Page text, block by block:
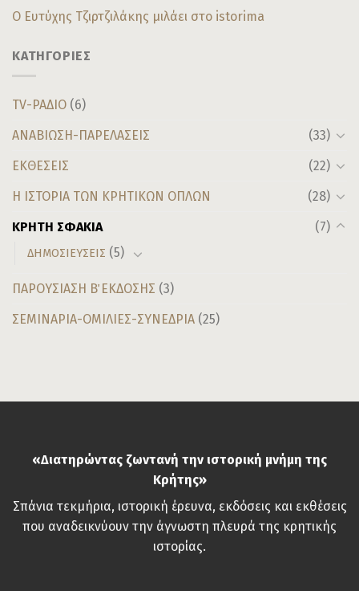
Ο Ευτύχης Τζιρτζιλάκης μιλάει στο istorima
ΚΑΤΗΓΟΡΙΕΣ
TV-ΡΑΔΙΟ (6)
ΑΝΑΒΙΩΣΗ-ΠΑΡΕΛΑΣΕΙΣ
(33)
ΕΚΘΕΣΕΙΣ
(22)
Η ΙΣΤΟΡΙΑ ΤΩΝ ΚΡΗΤΙΚΩΝ ΟΠΛΩΝ
(28)
ΚΡΗΤΗ ΣΦΑΚΙΑ
(7)
ΔΗΜΟΣΙΕΥΣΕΙΣ (5)
ΠΑΡΟΥΣΙΑΣΗ Β΄ ΕΚΔΟΣΗΣ (3)
ΣΕΜΙΝΑΡΙΑ-ΟΜΙΛΙΕΣ-ΣΥΝΕΔΡΙΑ (25)
«Διατηρώντας ζωντανή την ιστορική μνήμη της
Κρήτης»
Σπάνια τεκμήρια, ιστορική έρευνα, εκδόσεις και εκθέσεις
που αναδεικνύουν την άγνωστη πλευρά της κρητικής
ιστορίας.